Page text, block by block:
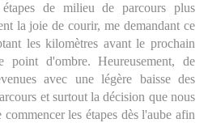
de milieu de parcours plus
la joie de courir, me demandant ce
les kilomètres avant le prochain
point d'ombre. Heureusement, de
avec une légère baisse des
et surtout la décision que nous
les étapes dès l'aube afin